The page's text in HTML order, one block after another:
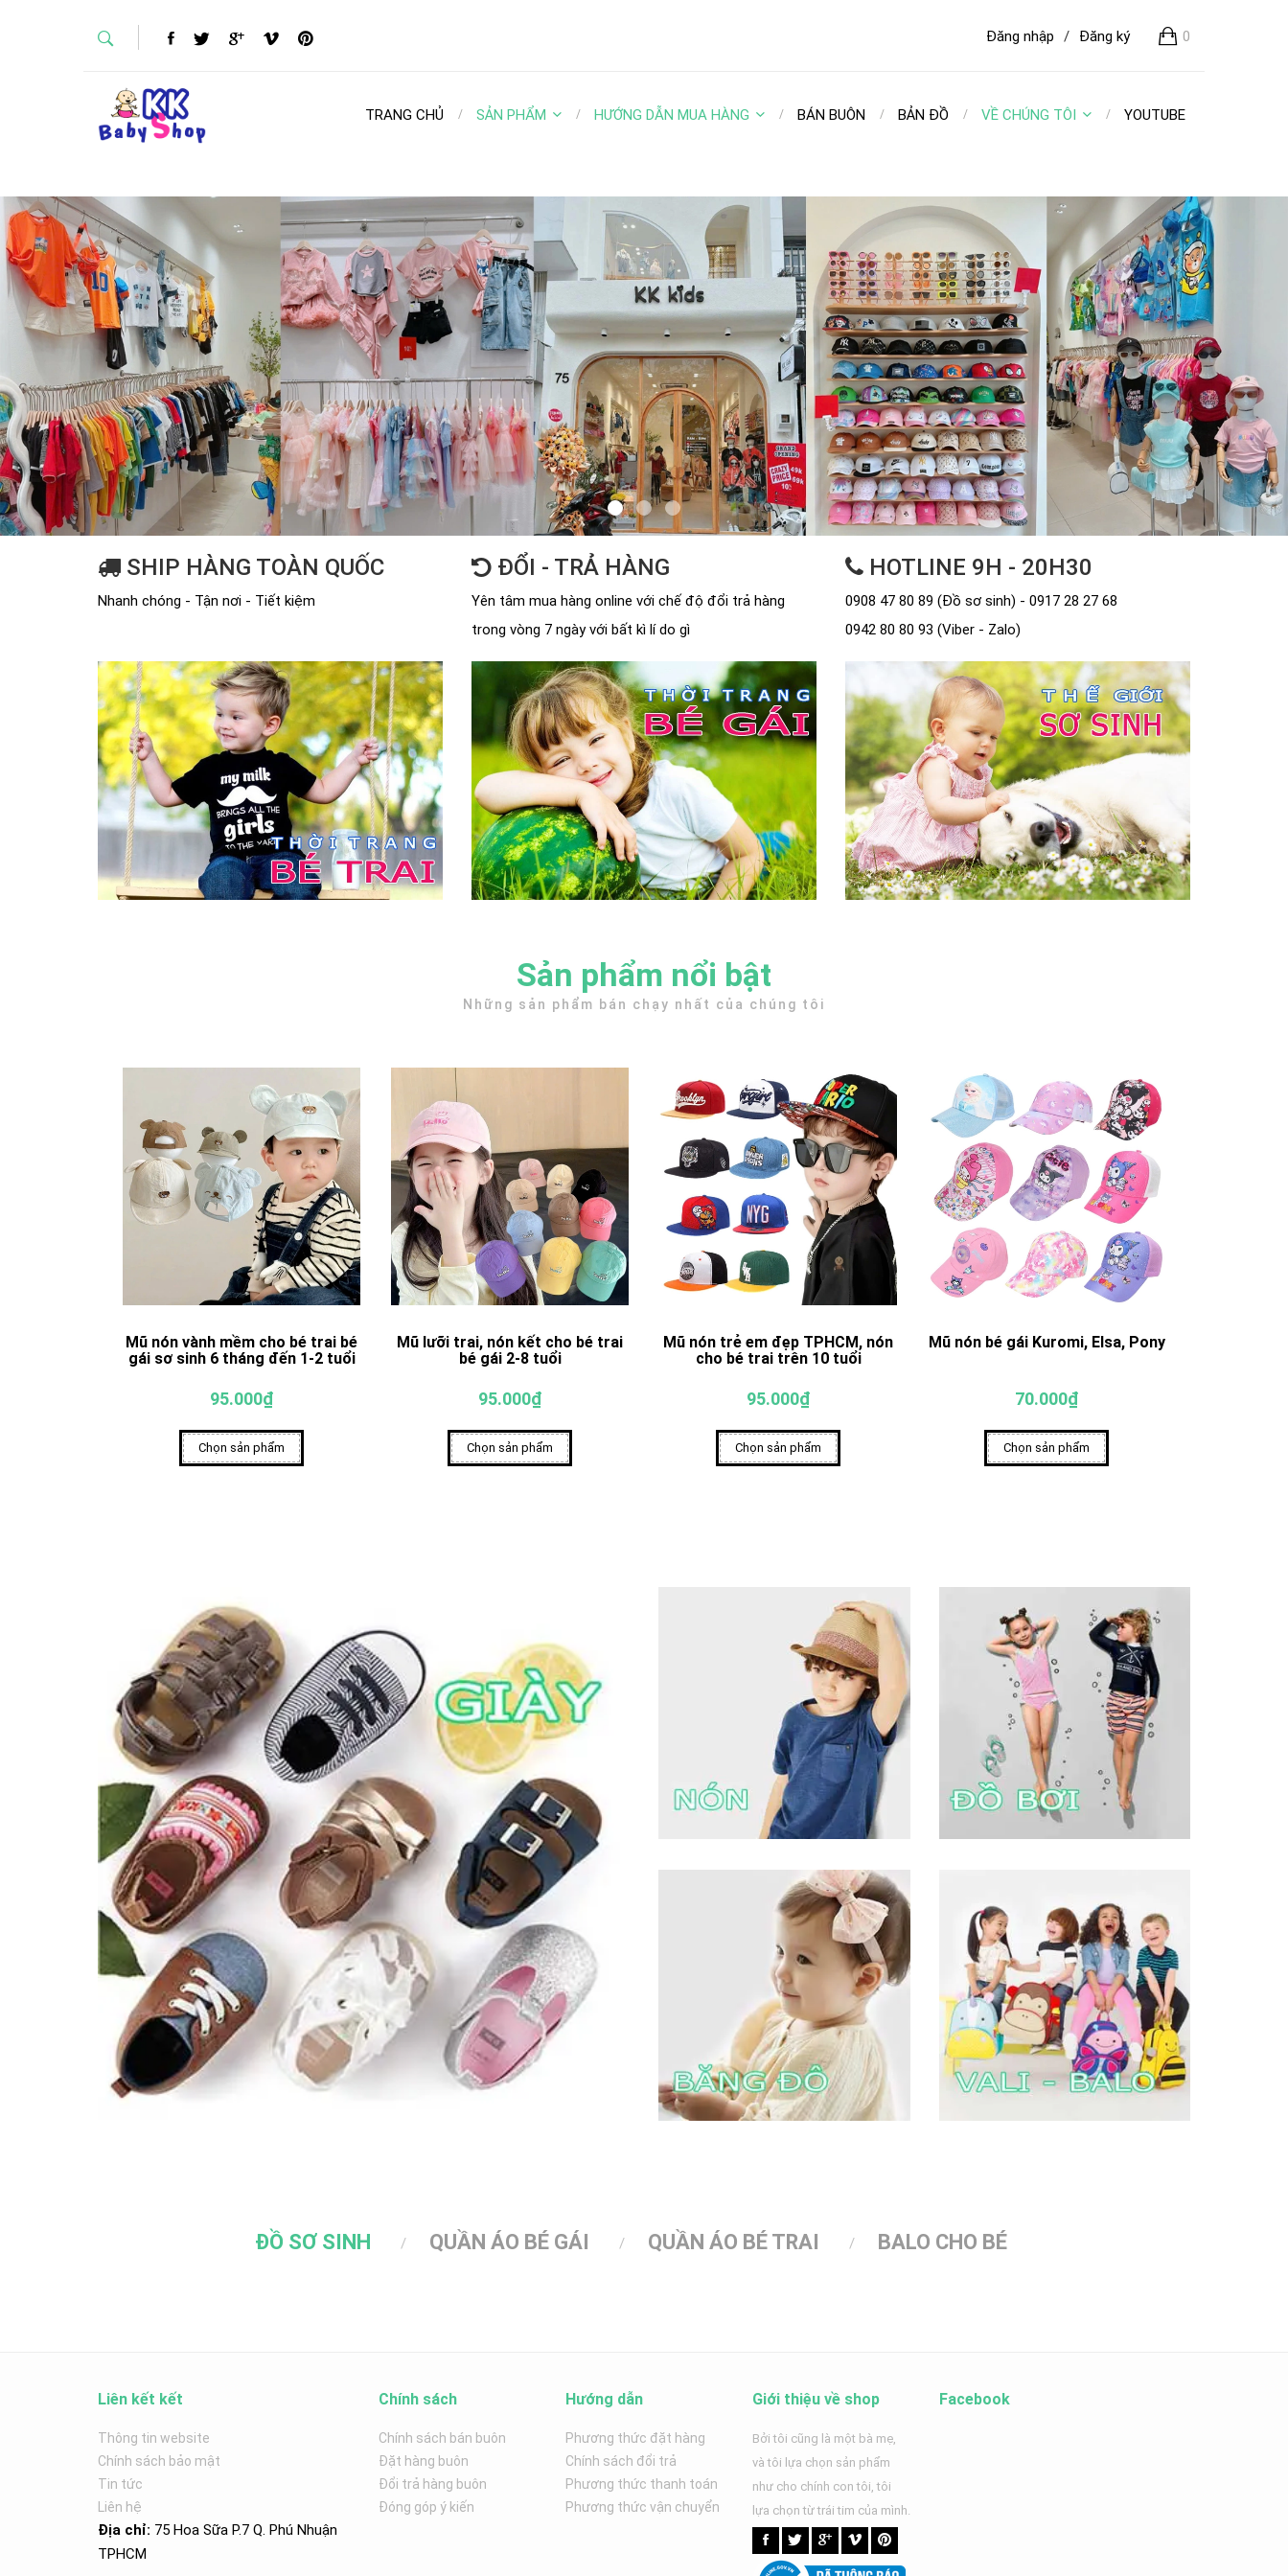
0
Đăng ký
/
Đăng nhập
TRANG CHỦ SẢN PHẨM HƯỚNG DẪN MUA HÀNG BÁN BUÔN BẢN ĐỒ VỀ CHÚNG TÔI YOUTUBE
SHIP HÀNG TOÀN QUỐC
Nhanh chóng - Tận nơi - Tiết kiệm
ĐỔI - TRẢ HÀNG
Yên tâm mua hàng online với chế độ đổi trả hàng
trong vòng 7 ngày với bất kì lí do gì
HOTLINE 9H - 20H30
0908 47 80 89 (Đồ sơ sinh) - 0917 28 27 68
0942 80 80 93 (Viber - Zalo)
Sản phẩm nổi bật
Những sản phẩm bán chạy nhất của chúng tôi
Mũ nón vành mềm cho bé trai bé
gái sơ sinh 6 tháng đến 1-2 tuổi
95.000₫
Chọn sản phẩm
Mũ lưỡi trai, nón kết cho bé trai
bé gái 2-8 tuổi
95.000₫
Chọn sản phẩm
Mũ nón trẻ em đẹp TPHCM, nón
cho bé trai trên 10 tuổi
95.000₫
Chọn sản phẩm
Mũ nón bé gái Kuromi, Elsa, Pony
70.000₫
Chọn sản phẩm
ĐỒ SƠ SINH QUẦN ÁO BÉ GÁI QUẦN ÁO BÉ TRAI BALO CHO BÉ
Liên kết kết
Thông tin website
Chính sách bảo mật
Tin tức
Liên hệ
Địa chỉ: 75 Hoa Sữa P.7 Q. Phú Nhuận
TPHCM
Chính sách
Chính sách bán buôn
Đặt hàng buôn
Đổi trả hàng buôn
Đóng góp ý kiến
Hướng dẫn
Phương thức đặt hàng
Chính sách đổi trả
Phương thức thanh toán
Phương thức vận chuyển
Giới thiệu về shop
Bởi tôi cũng là một bà mẹ,
và tôi lựa chọn sản phẩm
như cho chính con tôi, tôi
lựa chọn từ trái tim của mình.
Facebook